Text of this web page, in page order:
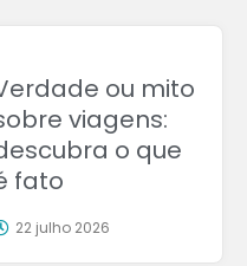
ou mito
viagens:
o que
fato
22 julho 2026